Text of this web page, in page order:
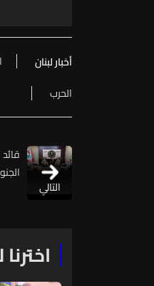
أخبار لبنان
الحرب
التالي